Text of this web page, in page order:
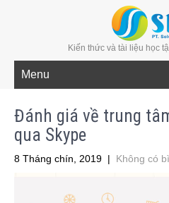
Kiến thức và tài liệu học
Menu
Đánh giá về trung
qua Skype
8 Tháng chín, 2019 | Không có